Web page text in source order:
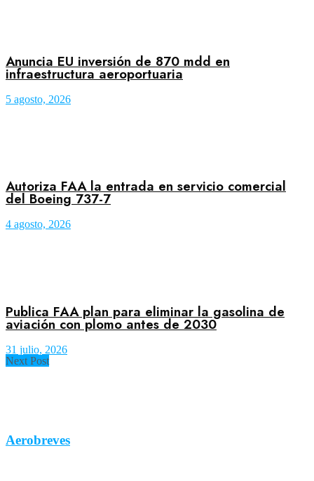
Anuncia EU inversión de 870 mdd en
infraestructura aeroportuaria
5 agosto, 2026
Autoriza FAA la entrada en servicio comercial
del Boeing 737-7
4 agosto, 2026
Publica FAA plan para eliminar la gasolina de
aviación con plomo antes de 2030
31 julio, 2026
Next Post
Aerobreves